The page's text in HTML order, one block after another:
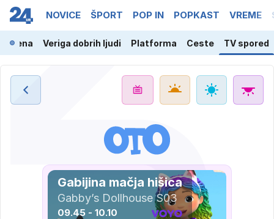
NOVICE ŠPORT POP IN POPKAST VREME
scena Veriga dobrih ljudi Platforma Ceste TV spored
Gabijina mačja hišica
Gabby’s Dollhouse S03
09.45 - 10.10